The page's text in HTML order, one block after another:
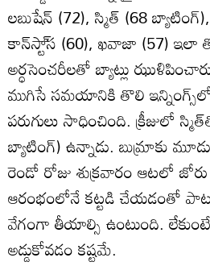
లబుషేన్‌ (72), స్మిత్‌ (68
కాన్‌స్టా్‌స (60), ఖవాజా (57) ఇలా
అర్ధసెంచరీలతో బ్యాట్లు
ముగిసే సమయానికి తొలి ఇన్నింగ్స్‌లో
పరుగులు సాధించింది. క్రీజులో
బ్యాటింగ్‌) ఉన్నాడు. బుమ్రాకు
రెండో రోజు శుక్రవారం ఆటలో జోరు
ఆరంభంలోనే కట్టడి చేయడంతో
వేగంగా తీయాల్సి ఉంటుంది.
అడ్డుకోవడం కష్టమే.